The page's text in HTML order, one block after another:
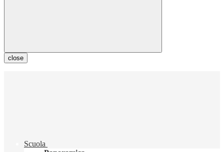
close
Scuola